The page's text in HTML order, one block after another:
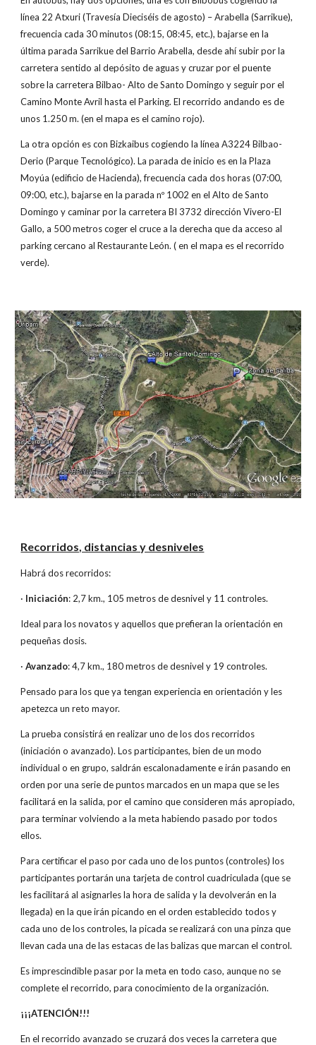
línea 22 Atxuri (Travesía Dieciséis de agosto) – Arabella (Sarrikue),
frecuencia cada 30 minutos (08:15, 08:45, etc.), bajarse en la
última parada Sarrikue del Barrio Arabella, desde ahí subir por la
carretera sentido al depósito de aguas y cruzar por el puente
sobre la carretera Bilbao- Alto de Santo Domingo y seguir por el
Camino Monte Avril hasta el Parking. El recorrido andando es de
unos 1.250 m. (en el mapa es el camino rojo).
La otra opción es con Bizkaibus cogiendo la línea A3224 Bilbao-
Derio (Parque Tecnológico). La parada de inicio es en la Plaza
Moyúa (edificio de Hacienda), frecuencia cada dos horas (07:00,
09:00, etc.), bajarse en la parada nº 1002 en el Alto de Santo
Domingo y caminar por la carretera BI 3732 dirección Vivero-El
Gallo, a 500 metros coger el cruce a la derecha que da acceso al
parking cercano al Restaurante León. ( en el mapa es el recorrido
verde).
Recorridos, distancias y desniveles
Habrá dos recorridos:
· Iniciación: 2,7 km., 105 metros de desnivel y 11 controles.
Ideal para los novatos y aquellos que prefieran la orientación en
pequeñas dosis.
·Avanzado: 4,7 km., 180 metros de desnivel y 19 controles.
Pensado para los que ya tengan experiencia en orientación y les
apetezca un reto mayor.
La prueba consistirá en realizar uno de los dos recorridos
(iniciación o avanzado). Los participantes, bien de un modo
individual o en grupo, saldrán escalonadamente e irán pasando en
orden por una serie de puntos marcados en un mapa que se les
facilitará en la salida, por el camino que consideren más apropiado,
para terminar volviendo a la meta habiendo pasado por todos
ellos.
Para certificar el paso por cada uno de los puntos (controles) los
participantes portarán una tarjeta de control cuadriculada (que se
les facilitará al asignarles la hora de salida y la devolverán en la
llegada) en la que irán picando en el orden establecido todos y
cada uno de los controles, la picada se realizará con una pinza que
llevan cada una de las estacas de las balizas que marcan el control.
Es imprescindible pasar por la meta en todo caso, aunque no se
complete el recorrido, para conocimiento de la organización.
¡¡¡ATENCIÓN!!!
En el recorrido avanzado se cruzará dos veces la carretera que